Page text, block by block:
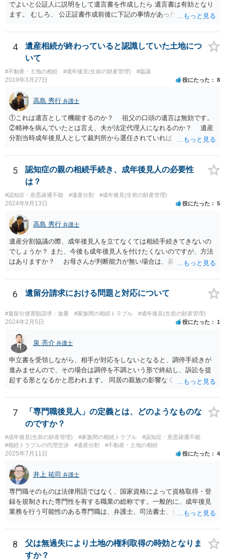
でよいと公証人に説明をして遺言書を作成したら 遺言書は有効となり
ます。 むしろ、 公正証書作成前後に下記の事情があったことが証明で
月に携帯が新しくなった母からの第一声は「ここにいたら殺される」
「面会に来てくれ」で、長男に聞くと「面会は出来ない。俺は携帯電
話の使い方を教える為に会っている」「母の話は聞かなくて良い」と
にチップが埋められている」等、おかしかったです。 当時の診療記
録、介護認定の資料、介護記録を取得して 弁護士に面談で相談された
方がよいと思います。
4
遺産相続が終わっていると認識していた土地につ
いて
#不動産・土地の相続 #成年後見(生前の財産管理) #協議
2019年3月27日 役にたった 8
高島 秀行 弁護士
①これは遺言として機能するのか？ 祖父の口頭の遺言は無効です。
②精神を病んでいたとは言え、夫が法定代理人になれるのか？ 遺産
分割当時成年後見人として裁判所から選任されていれば 法定代理人
か？ 返せという主張は、取り消し又は無効を認める主張になるので
そのような主張はこちらからしない方がよいと思います。 ④財産分
与が終わったと認識しているのに今更土地の相続をやり直せるのか？
２０００年４月ということだと１９年前の話です。 その当時、成
年後見人に選任されていたのかわかりませんが 成年後見人が選任さ
れていなければ 遺産分割協議は有効の可能性があります。 無効で
も時効取得あるいは消滅時効にかかっている 可能性があります。
弁護士に詳しい事情を説明して面談で相談した方がよいと思いま
す。
5
認知症の親の相続手続き、成年後見人の必要性
は？
#認知症・意思疎通不能 #遺産分割 #成年後見(生前の財産管理)
2024年9月13日 役にたった 5
高島 秀行 弁護士
遺産分割協議の際、成年後見人を立てなくては相続手続きてきないの
でしょうか？ また、今後も成年後見人を付けたくないのですが、方法
はありますか？ お母さんが判断能力が無い場合は、基本的に成年後
立て、お母さんに特別代理人をつけるという方法も考えられますが、
遺産分割だけでなく、その後の取得した遺産の管理もありますので
けるということでは解決できなさそうなので 後見人をつけるよう求め
られると思います。 弁護士に面談で相談された方がよいと思いま
6 遺留分請求における問題と対応について
#遺留分侵害額請求・放棄 #家族間の相続トラブル #成年後見(生前の財産管理)
2024年2月5日 役にたった 1
泉 亮介 弁護士
申立書を受領しながら、相手が対応をしないとなると、調停手続きが
進みませんので、その場合は調停を不調という形で終結し、訴訟を提
起する形となるかと思われます。 同居の親族の影響なく、というのは
め、後からひっくり返すということは難しくなってくるかと思われま
す。 公開相談の場でのご相談については、どうしても限界が出てしま
うため、一度個別にご相談をされることをお勧めいたします。
7
「専門職後見人」の定義とは、どのようなものな
のですか？
#成年後見(生前の財産管理) #家族間の相続トラブル
#認知症・意思疎通不能
#相続トラブルの代理交渉
#遺産分割 #不動産・土地の相続
2025年7月11日 役にたった 4
井上 祐司 弁護士
専門職そのものは法律用語ではなく、国家資格によって資格取得・登
録を規制された専門性を有する職業の総称です。一般的に、成年後見
業務を行う可能性のある専門職は、弁護士、司法書士、行政書士、税
士はほぼ無条件で成年後見人に選任されるわけではなく、基幹研修を
受講して継続研修を受講し続ける必要がありますが、家庭裁判所から
選任された場合には専門職後見人と呼ぶことになるでしょう。
8
父は無過失により土地の権利取得の時効となりま
すか？